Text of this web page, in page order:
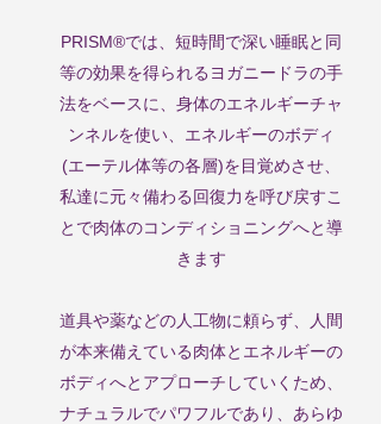
PRISM®では、短時間で深い睡眠と同
等の効果を得られる ヨガニードラの手
法をベースに、 身体のエネルギーチャ
ンネルを使い
エネルギーのボディ
(エーテル体等の各層)を目覚めさせ、
私達に元々備わる回復力を呼び戻すこ
とで肉体のコンディショニングへと導
きます
道具や薬などの人工物に頼らず、
人間
が本来備えている肉体とエネルギーの
ボディへと アプローチしていくため、
ナチュラルでパワフルであり、 あらゆ